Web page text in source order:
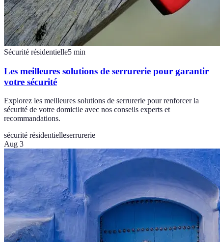
Sécurité résidentielle5 min
Les meilleures solutions de serrurerie pour garantir
votre sécurité
Explorez les meilleures solutions de serrurerie pour renforcer la
sécurité de votre domicile avec nos conseils experts et
recommandations.
sécurité résidentielleserrurerie
Aug 3